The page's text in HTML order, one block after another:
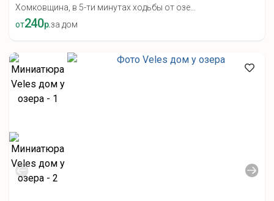
Хомковщина, в 5-ти минутах ходьбы от озе...
от240р.за дом